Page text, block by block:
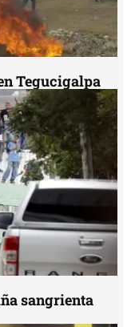
Tegucigalpa
sangrienta